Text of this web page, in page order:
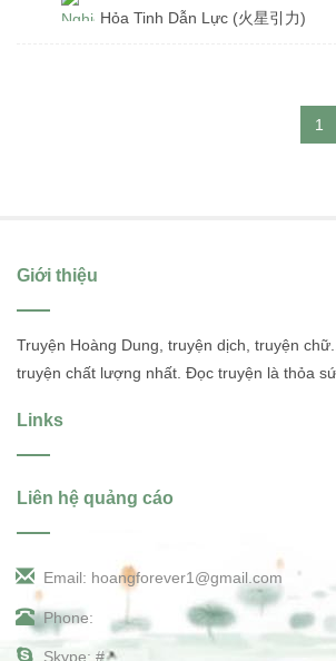
Hỏa Tinh Dẫn Lực (火星引力)
1
Giới thiệu
Truyện Hoàng Dung, truyện dịch, truyện
truyện chất lượng nhất. Đọc truyện là thỏa
Links
Liên hệ quảng cáo
Email: hoangforever1@gmail.com
Phone:
Skype: #